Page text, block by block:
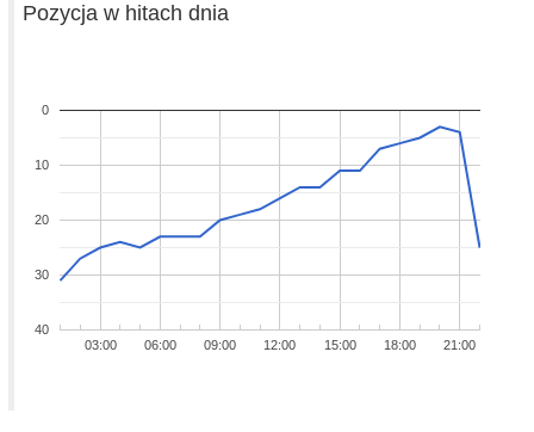
Pozycja w hitach dnia
03:00 06:00 09:00 12:00 15:00 18:00 21:00
0
10
20
30
40